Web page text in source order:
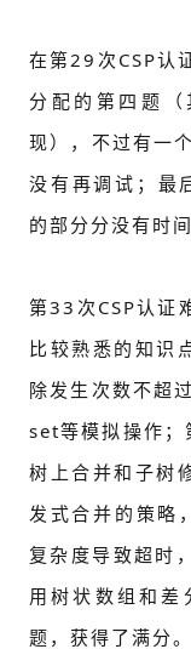
在第29次CSP认
分配的第四题
现），不过有一
没有再调试；最
的部分分没有时
第33次CSP认证
比较熟悉的知识
除发生次数不超
set等模拟操作；
树上合并和子树
发式合并的策略
复杂度导致超时
用树状数组和差
题，获得了满分。